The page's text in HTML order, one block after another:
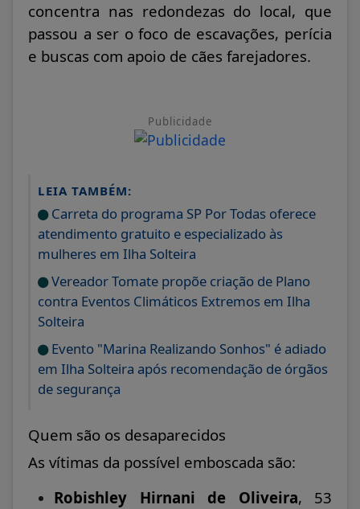
concentra nas redondezas do local, que
passou a ser o foco de escavações, perícia
e buscas com apoio de cães farejadores.
Publicidade
LEIA TAMBÉM:
Carreta do programa SP Por Todas oferece
atendimento gratuito e especializado às
mulheres em Ilha Solteira
Vereador Tomate propõe criação de Plano
contra Eventos Climáticos Extremos em Ilha
Solteira
Evento "Marina Realizando Sonhos" é adiado
em Ilha Solteira após recomendação de órgãos
de segurança
Quem são os desaparecidos
As vítimas da possível emboscada são:
Robishley Hirnani de Oliveira, 53